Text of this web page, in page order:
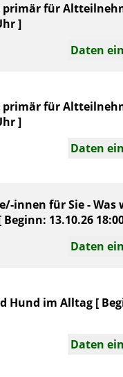
primär für
]
Daten
primär für
]
Daten
innen für Sie -
13.10.26
Daten
Hund im Alltag [
Daten